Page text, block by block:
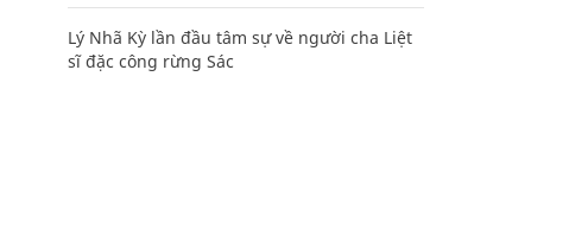
Lý Nhã Kỳ lần đầu tâm sự về người cha Liệt
sĩ đặc công rừng Sác